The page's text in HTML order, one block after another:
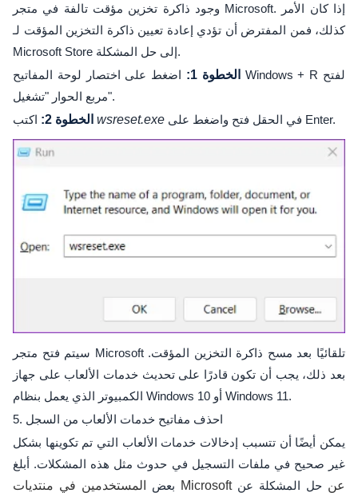
وجود ذاكرة تخزين مؤقت تالفة في متجر Microsoft. إذا كان الأمر
كذلك، فمن المفترض أن تؤدي إعادة تعيين ذاكرة التخزين المؤقت لـ
Microsoft Store إلى حل المشكلة.
الخطوة 1:
اضغط على اختصار لوحة المفاتيح Windows + R لفتح
مربع الحوار "تشغيل".
الخطوة 2: wsreset.exe في الحقل فتح واضغط على Enter.
سيتم فتح متجر Microsoft تلقائيًا بعد مسح ذاكرة التخزين المؤقت.
بعد ذلك، يجب أن تكون قادرًا على تحديث خدمات الألعاب على جهاز
الكمبيوتر الذي يعمل بنظام Windows 10 أو Windows 11.
5. احذف مفاتيح خدمات الألعاب من السجل
يمكن أيضًا أن تتسبب إدخالات خدمات الألعاب التي تم تكوينها بشكل
غير صحيح في ملفات التسجيل في حدوث مثل هذه المشكلات. أبلغ
بعض
المستخدمين في منتديات Microsoft عن حل المشكلة عن